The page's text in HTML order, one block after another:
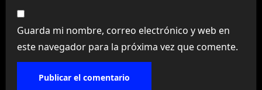
Guarda mi nombre, correo electrónico y web en
este navegador para la próxima vez que comente.